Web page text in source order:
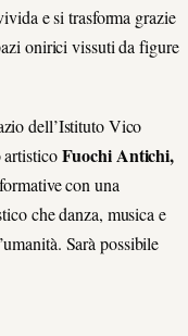
e si trasforma grazie
onirici vissuti da figure
dell’Istituto Vico
artisticoFuochi Antichi,
con una
che danza, musica e
Sarà possibile